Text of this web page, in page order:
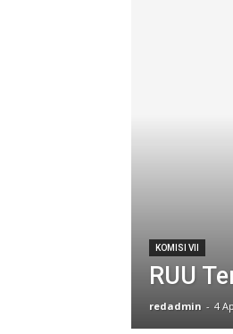
KOMISI VII
RUU
redadmin - 4